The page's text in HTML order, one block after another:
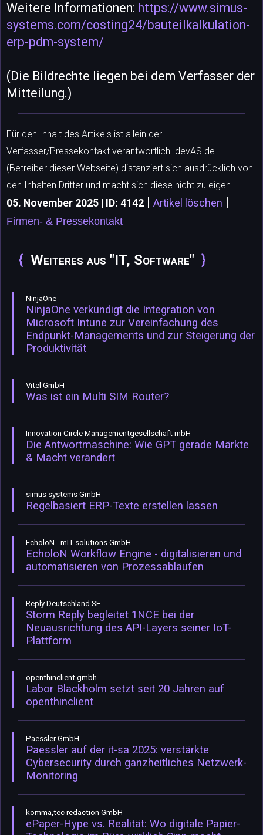
Weitere Informationen: https://www.simus-
systems.com/costing24/bauteilkalkulation-
erp-pdm-system/
(Die Bildrechte liegen bei dem Verfasser der
Mitteilung.)
Für den Inhalt des Artikels ist allein der
Verfasser/Pressekontakt verantwortlich. devAS.de
(Betreiber dieser Webseite) distanziert sich ausdrücklich von
den Inhalten Dritter und macht sich diese nicht zu eigen.
05. November 2025 | ID: 4142 Artikel löschen
Firmen- & Pressekontakt
Weiteres aus "IT, Software"
NinjaOne
NinjaOne verkündigt die Integration von
Microsoft Intune zur Vereinfachung des
Endpunkt-Managements und zur Steigerung der
Produktivität
Vitel GmbH
Was ist ein Multi SIM Router?
Innovation Circle Managementgesellschaft mbH
Die Antwortmaschine: Wie GPT gerade Märkte
& Macht verändert
simus systems GmbH
Regelbasiert ERP-Texte erstellen lassen
EcholoN - mIT solutions GmbH
EcholoN Workflow Engine - digitalisieren und
automatisieren von Prozessabläufen
Reply Deutschland SE
Storm Reply begleitet 1NCE bei der
Neuausrichtung des API-Layers seiner IoT-
Plattform
openthinclient gmbh
Labor Blackholm setzt seit 20 Jahren auf
openthinclient
Paessler GmbH
Paessler auf der it-sa 2025: verstärkte
Cybersecurity durch ganzheitliches Netzwerk-
Monitoring
komma,tec redaction GmbH
ePaper-Hype vs. Realität: Wo digitale Papier-